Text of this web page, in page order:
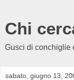
Chi
Gusci di conchiglie
sabato, giugno 13,